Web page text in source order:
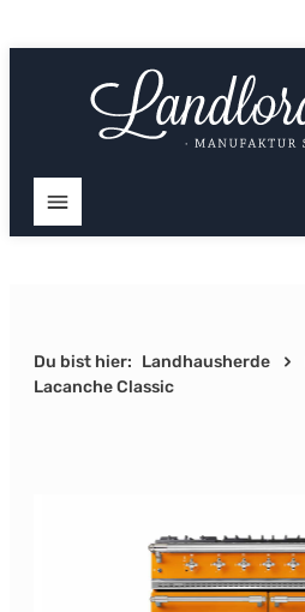
Du bist hier: Landhausherde
Lacanche Classic